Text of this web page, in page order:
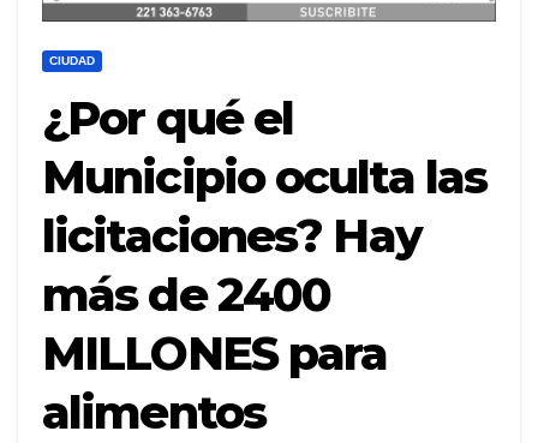
CIUDAD
¿Por qué el
Municipio oculta las
licitaciones? Hay
más de 2400
MILLONES para
alimentos